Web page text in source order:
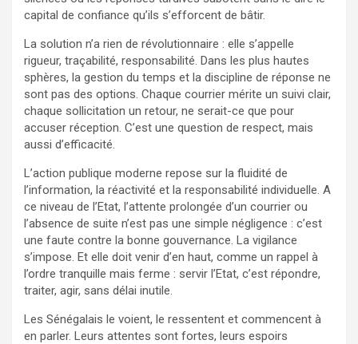
capital de confiance qu’ils s’efforcent de bâtir.
La solution n’a rien de révolutionnaire : elle s’appelle
rigueur, traçabilité, responsabilité. Dans les plus hautes
sphères, la gestion du temps et la discipline de réponse ne
sont pas des options. Chaque courrier mérite un suivi clair,
chaque sollicitation un retour, ne serait-ce que pour
accuser réception. C’est une question de respect, mais
aussi d’efficacité.
L’action publique moderne repose sur la fluidité de
l’information, la réactivité et la responsabilité individuelle. A
ce niveau de l’Etat, l’attente prolongée d’un courrier ou
l’absence de suite n’est pas une simple négligence : c’est
une faute contre la bonne gouvernance. La vigilance
s’impose. Et elle doit venir d’en haut, comme un rappel à
l’ordre tranquille mais ferme : servir l’Etat, c’est répondre,
traiter, agir, sans délai inutile.
Les Sénégalais le voient, le ressentent et commencent à
en parler. Leurs attentes sont fortes, leurs espoirs